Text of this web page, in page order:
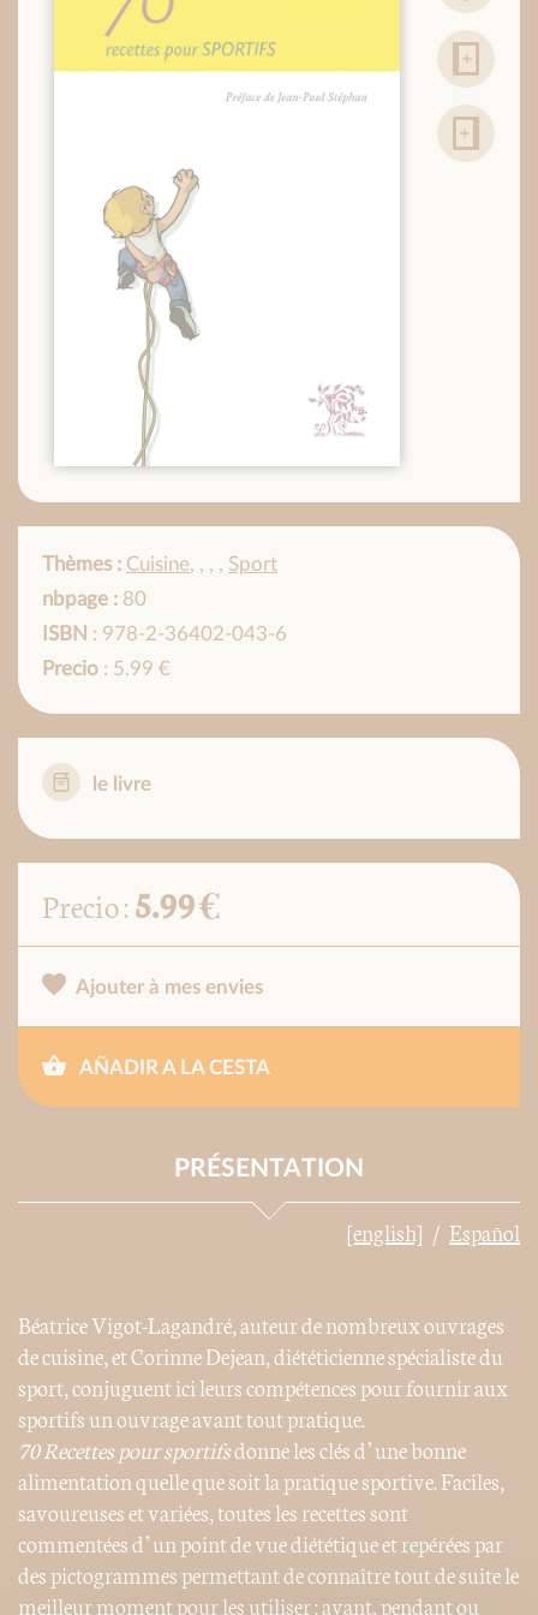
Thèmes : Cuisine, , , , Sport
nbpage : 80
ISBN : 978-2-36402-043-6
Precio : 5.99 €
le livre
Precio :5.99 €
Ajouter à mes envies
AÑADIR A LA CESTA
PRÉSENTATION
[english] Español
Béatrice Vigot-Lagandré, auteur de nombreux ouvrages
de cuisine, et Corinne Dejean, diététicienne spécialiste du
sport, conjuguent ici leurs compétences pour fournir aux
sportifs un ouvrage avant tout pratique.
70 Recettes pour sportifsdonne les clés d’une bonne
alimentation quelle que soit la pratique sportive. Faciles,
savoureuses et variées, toutes les recettes sont
commentées d’un point de vue diététique et repérées par
des pictogrammes permettant de connaître tout de suite le
meilleur moment pour les utiliser : avant, pendant ou